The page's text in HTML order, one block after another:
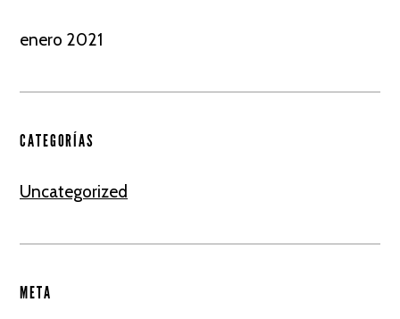
enero 2021
CATEGORÍAS
Uncategorized
META